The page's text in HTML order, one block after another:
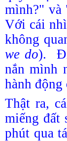
mình?" và
Với cái
không
we do).
nắn mình
hành động
Thật ra,
miếng đất
phút qua